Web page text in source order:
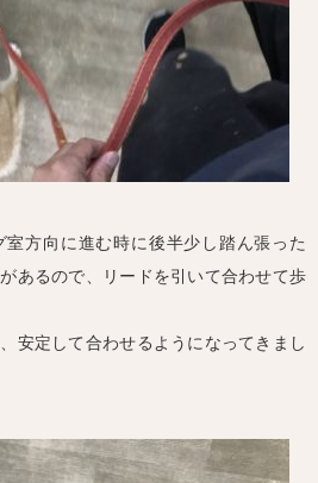
室方向に進む時に後半少し踏ん張った
あるので、リードを引いて合わせて歩
安定して合わせるようになってきまし